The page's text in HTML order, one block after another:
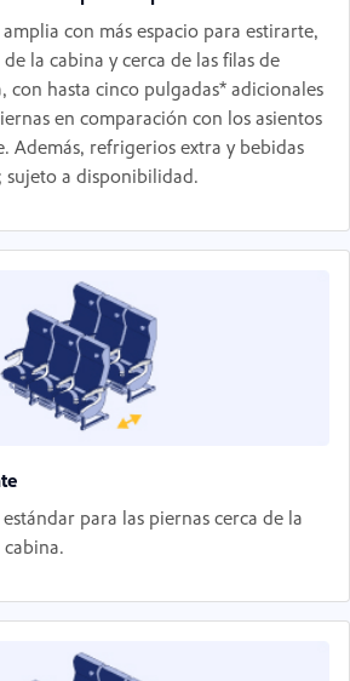
con más espacio para estirarte,
la cabina y cerca de las filas de
con hasta cinco pulgadas* adicionales
en comparación con los asientos
Además, refrigerios extra y bebidas
sujeto a disponibilidad.
para las piernas cerca de la